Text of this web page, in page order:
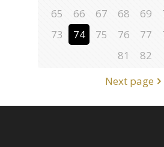
65
66 67 68 69
73
74 75 76 77
81
82
Next page